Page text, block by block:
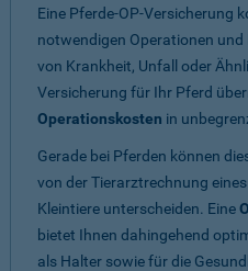
Eine Pferde-OP-Versicherung
notwendigen Operationen
von Krankheit, Unfall oder
Versicherung für Ihr Pferd
Operationskosten in
Gerade bei Pferden können
von der Tierarztrechnung
Kleintiere unterscheiden. Eine
bietet Ihnen dahingehend
als Halter sowie für die